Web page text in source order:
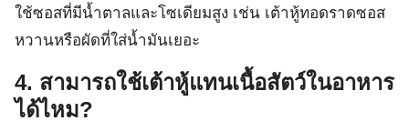
ใช้ซอสที่มีน้ำตาลและโซเดียมสูง เช่น เต้าหู้ทอดราดซอส
หวานหรือผัดที่ใส่น้ำมันเยอะ
4. สามารถใช้เต้าหู้แทนเนื้อสัตว์ในอาหาร
ได้ไหม?